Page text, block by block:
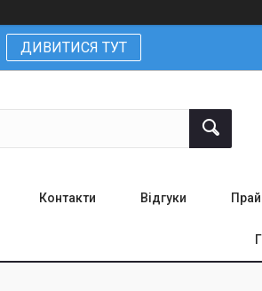
ДИВИТИСЯ ТУТ
Контакти Відгуки